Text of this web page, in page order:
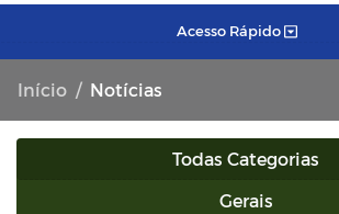
Acesso Rápido
Início Notícias
Todas Categorias
Gerais